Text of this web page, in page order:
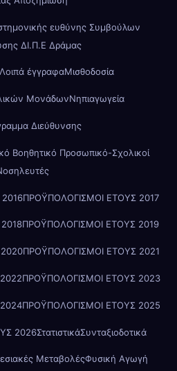
ευθύνης Συμβούλων
ΔΙ.Π.Ε Δράμας
Λοιπά έγγραφαΜισθοδοσία
ΜονάδωνΝηπιαγωγεία
Διεύθυνσης
Βοηθητικό Προσωπικό-Σχολικοί
ΠΡΟΫΠΟΛΟΓΙΣΜΟΙ ΕΤΟΥΣ 2017
ΠΡΟΫΠΟΛΟΓΙΣΜΟΙ ΕΤΟΥΣ 2019
ΠΡΟΫΠΟΛΟΓΙΣΜΟΙ ΕΤΟΥΣ 2021
ΠΡΟΫΠΟΛΟΓΙΣΜΟΙ ΕΤΟΥΣ 2023
ΠΡΟΫΠΟΛΟΓΙΣΜΟΙ ΕΤΟΥΣ 2025
2026ΣτατιστικάΣυνταξιοδοτικά
ΜεταβολέςΦυσική Αγωγή